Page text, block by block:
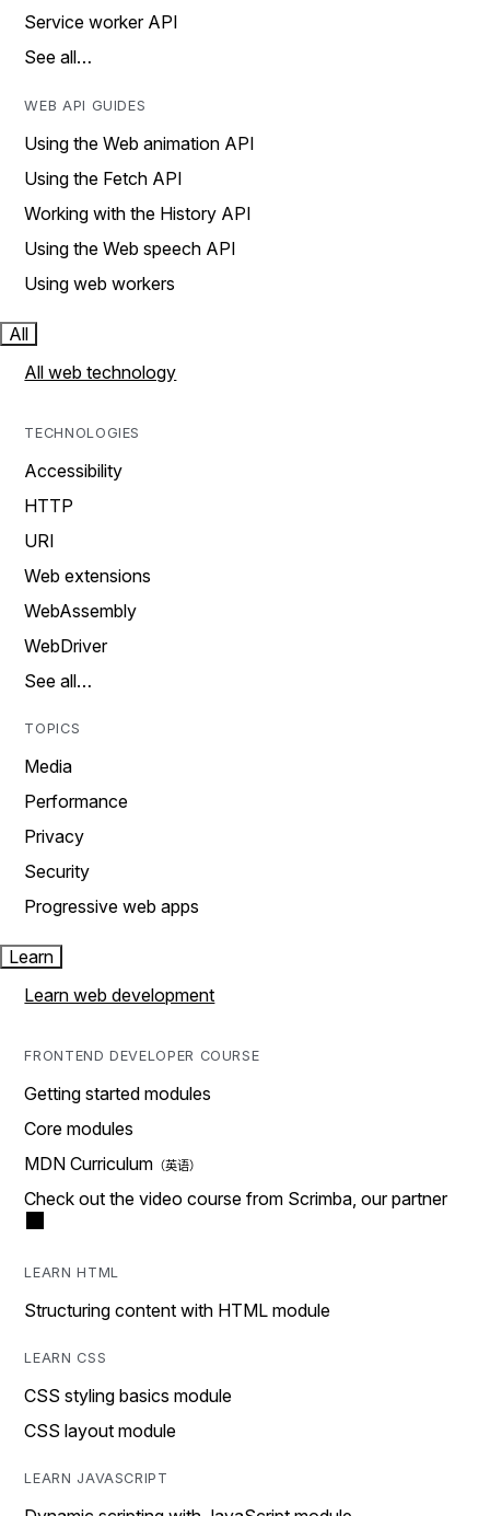
Service worker API
See all…
WEB API GUIDES
Using the Web animation API
Using the Fetch API
Working with the History API
Using the Web speech API
Using web workers
All
All web technology
TECHNOLOGIES
Accessibility
HTTP
URI
Web extensions
WebAssembly
WebDriver
See all…
TOPICS
Media
Performance
Privacy
Security
Progressive web apps
Learn
Learn web development
FRONTEND DEVELOPER COURSE
Getting started modules
Core modules
MDN Curriculum
Check out the video course from Scrimba, our partner
LEARN HTML
Structuring content with HTML module
LEARN CSS
CSS styling basics module
CSS layout module
LEARN JAVASCRIPT